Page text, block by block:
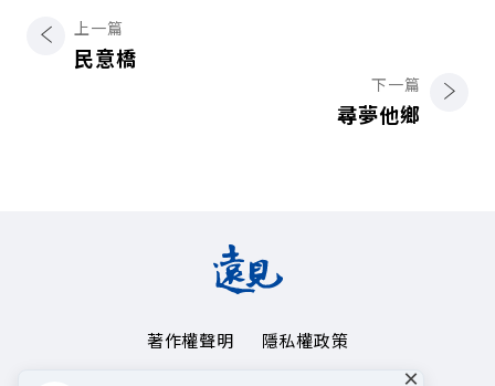
上一篇
民意橋
下一篇
尋夢他鄉
著作權聲明
隱私權政策
×